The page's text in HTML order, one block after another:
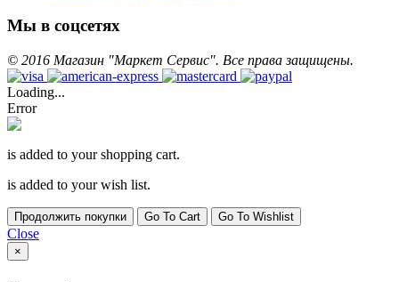
Мы в соцсетях
© 2016 Магазин "Маркет Сервис". Все права защищены.
Loading...
Error
is added to your shopping cart.
is added to your wish list.
Продолжить покупки Go To Cart Go To Wishlist
Close
×